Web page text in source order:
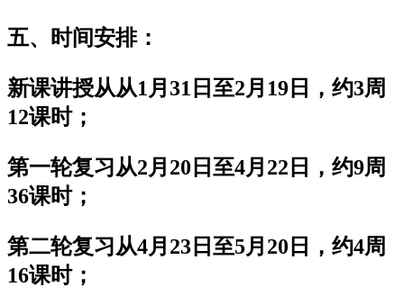
五、时间安排：
新课讲授从从1月31日至2月19日，约3周
12课时；
第一轮复习从2月20日至4月22日，约9周
36课时；
第二轮复习从4月23日至5月20日，约4周
16课时；